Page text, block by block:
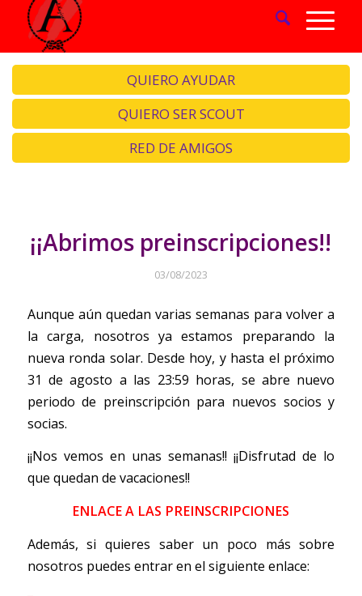
QUIERO AYUDAR
QUIERO SER SCOUT
RED DE AMIGOS
¡¡Abrimos preinscripciones!!
03/08/2023
Aunque aún quedan varias semanas para volver a
la carga, nosotros ya estamos preparando la
nueva ronda solar. Desde hoy, y hasta el próximo
31 de agosto a las 23:59 horas, se abre nuevo
periodo de preinscripción para nuevos socios y
socias.
¡¡Nos vemos en unas semanas!! ¡¡Disfrutad de lo
que quedan de vacaciones!!
ENLACE A LAS PREINSCRIPCIONES
Además, si quieres saber un poco más sobre
nosotros puedes entrar en el siguiente enlace: